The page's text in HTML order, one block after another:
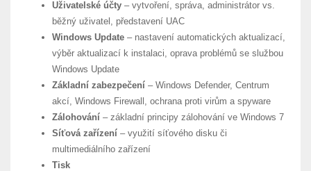
Uživatelské účty – vytvoření, správa, administrátor vs.
běžný uživatel, představení UAC
Windows Update – nastavení automatických aktualizací,
výběr aktualizací k instalaci, oprava problémů se službou
Windows Update
Základní zabezpečení – Windows Defender, Centrum
akcí, Windows Firewall, ochrana proti virům a spyware
Zálohování – základní principy zálohování ve Windows 7
Síťová zařízení – využití síťového disku či
multimediálního zařízení
Tisk